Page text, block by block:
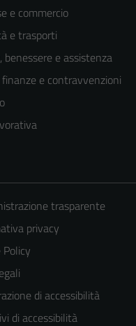
e commercio
e trasporti
benessere e assistenza
finanze e contravvenzioni
trasparente
privacy
Policy
di accessibilità
di accessibilità